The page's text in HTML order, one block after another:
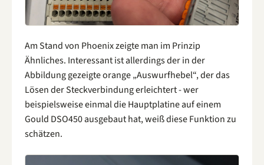
Am Stand von Phoenix zeigte man im Prinzip
Ähnliches. Interessant ist allerdings der in der
Abbildung gezeigte orange „Auswurfhebel“, der das
Lösen der Steckverbindung erleichtert - wer
beispielsweise einmal die Hauptplatine auf einem
Gould DSO450 ausgebaut hat, weiß diese Funktion zu
schätzen.